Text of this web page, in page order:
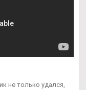
не только удался,